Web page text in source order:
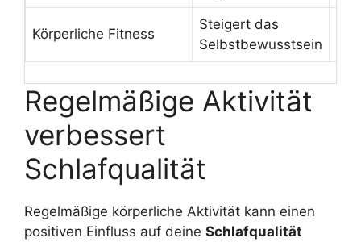
Körperliche Fitness
Steigert das
Selbstbewusstsein
Regelmäßige Aktivität
verbessert
Schlafqualität
Regelmäßige körperliche Aktivität kann einen
positiven Einfluss auf deine Schlafqualität